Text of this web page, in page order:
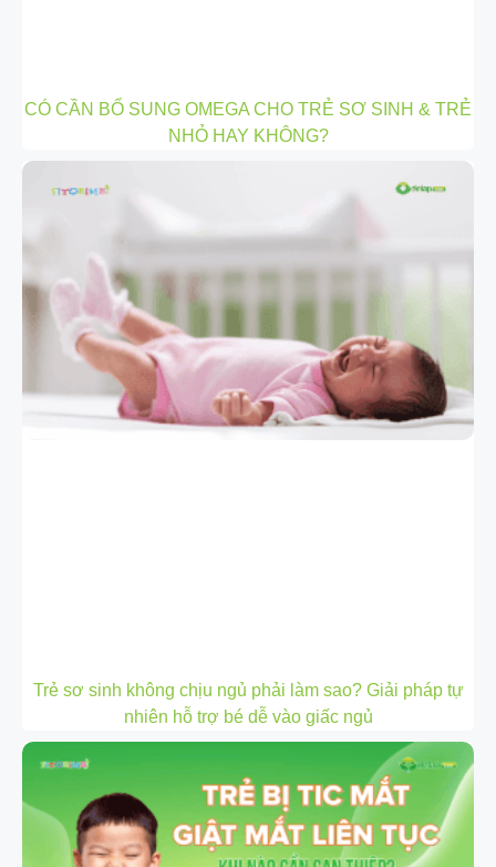
CÓ CẦN BỔ SUNG OMEGA CHO TRẺ SƠ SINH & TRẺ
NHỎ HAY KHÔNG?
Trẻ sơ sinh không chịu ngủ phải làm sao? Giải pháp tự
nhiên hỗ trợ bé dễ vào giấc ngủ